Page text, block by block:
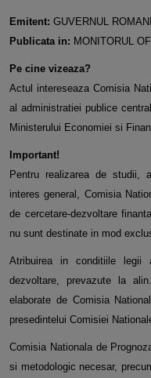
Emitent: GUVERNUL
Publicata in: MONITORUL
Pe cine vizeaza?
Actul intereseaza Comisia
al administratiei publice
Ministerului Economiei si
Important!
Pentru realizarea de studii,
interes general, Comisia
de cercetare-dezvoltare
nu sunt destinate in mod
Atribuirea in conditiile legii
dezvoltare, prevazute la
elaborate de Comisia
presedintelui Comisiei
Comisia Nationala de
si metodologic necesar,